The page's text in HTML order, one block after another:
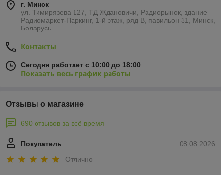
г. Минск
ул. Тимирязева 127, ТД Ждановичи, Радиорынок, здание
Радиомаркет-Паркинг, 1-й этаж, ряд В, павильон 31, Минск,
Беларусь
Контакты
Сегодня работает с 10:00 до 18:00
Показать весь график работы
Отзывы о магазине
690 отзывов за всё время
08.08.2026
Покупатель
Отлично